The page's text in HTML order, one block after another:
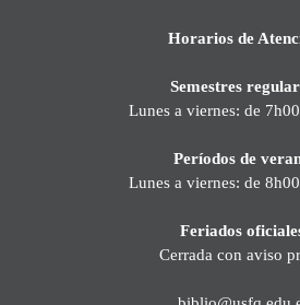
Horarios de
Semestres
Lunes a viernes: de
Períodos de
Lunes a viernes: de
Feriados
Cerrada con aviso